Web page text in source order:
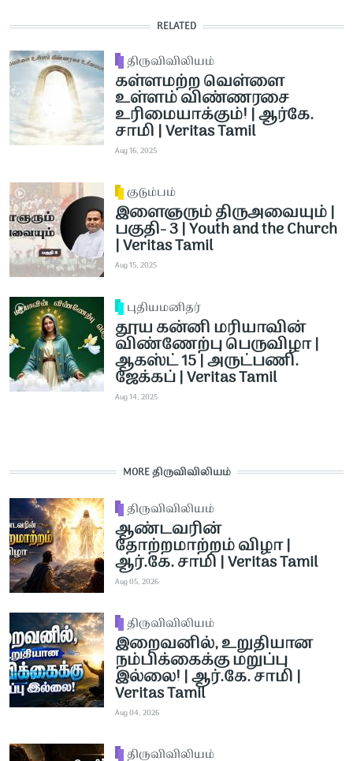
RELATED
திருவிவிலியம்
கள்ளமற்ற வெள்ளை
உள்ளம் விண்ணரசை
உரிமையாக்கும்! | ஆர்கே.
சாமி | Veritas Tamil
Aug 16, 2025
குடும்பம்
இளைஞரும் திருஅவையும் |
பகுதி- 3 | Youth and the Church
| Veritas Tamil
Aug 15, 2025
புதியமனிதர்
தூய கன்னி மரியாவின்
விண்ணேற்பு பெருவிழா |
ஆகஸ்ட் 15 | அருட்பணி.
ஜேக்கப் | Veritas Tamil
Aug 14, 2025
MORE திருவிவிலியம்
திருவிவிலியம்
ஆண்டவரின்
தோற்றமாற்றம் விழா |
ஆர்.கே. சாமி | Veritas Tamil
Aug 05, 2026
திருவிவிலியம்
இறைவனில், உறுதியான
நம்பிக்கைக்கு மறுப்பு
இல்லை! | ஆர்.கே. சாமி |
Veritas Tamil
Aug 04, 2026
திருவிவிலியம்